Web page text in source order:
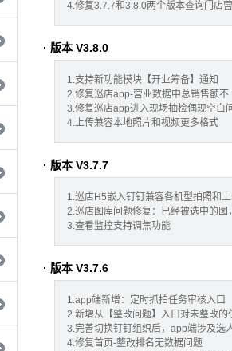
4.修复3.7.7和3.8.0两个版本查询门店
· 版本 V3.8.0
1.支持新功能模块【开业筹备】通知
2.修复巡店app-营业数据中总销售额不
3.修复巡店app进入现场抽检偶现空白
4.上传兼容本地照片和视频更多格式
· 版本 V3.7.7
1.巡店H5嵌入钉钉兼容各机型拍照和
2.巡店图库问题修复：已经被选中的图
3.查看监控支持调焦功能
· 版本 V3.7.6
1.app端新增：定时抓拍任务审核入口
2.新增从【整改问题】入口对未整改的
3.完善切换钉钉组织后，app端涉及选
4.修复首页-整改排名无数据问题